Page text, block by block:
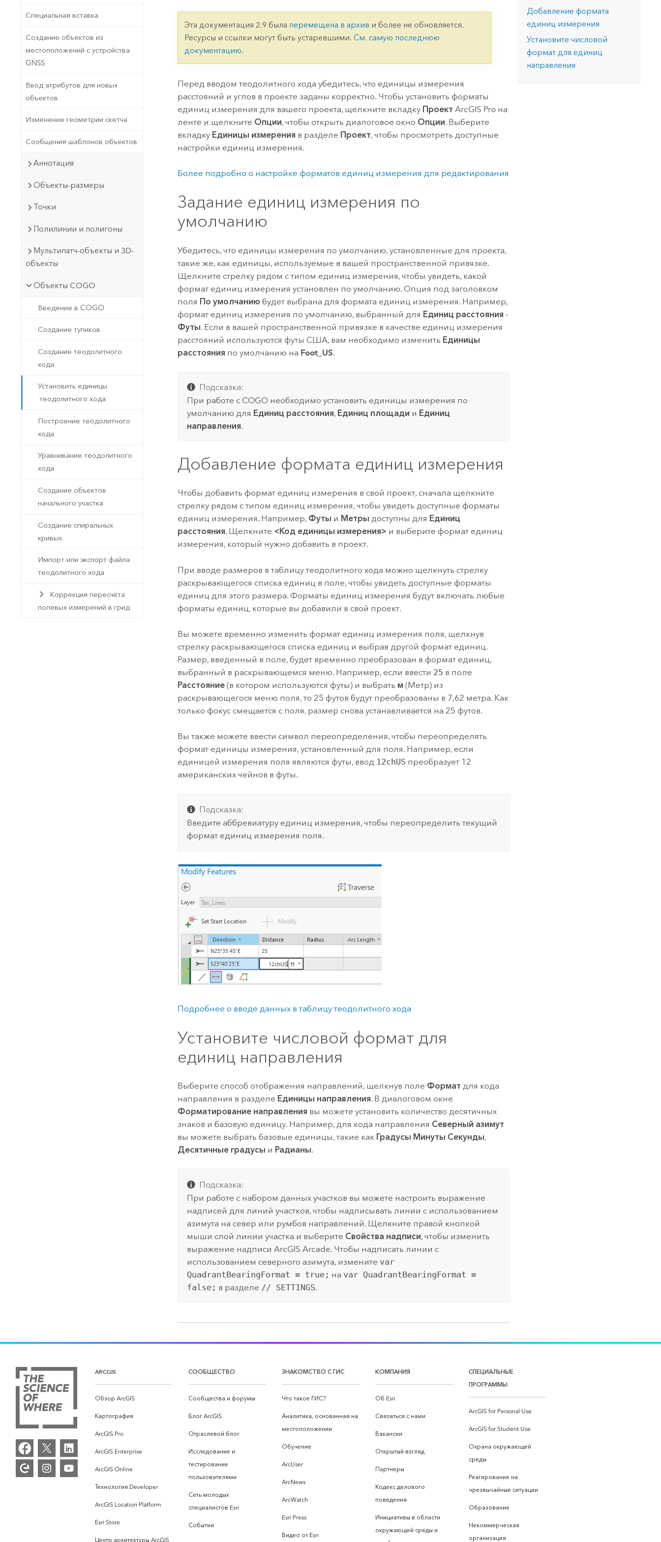
ГИС и картографии
Технология Developer
Создание картографических
Природные ресурсы
Все отрасли
инфраструктурой
данных, а также для получения
результатов, позволяющих решать
сложные задачи.
технологий
спасательные операции.
Специальная вставка
Создание объектов из
местоположений с устройства
GNSS
Ввод атрибутов для новых
объектов
Изменение геометрии скетча
Сообщения шаблонов объектов
Аннотация
Объекты-размеры
Точки
Полилинии и полигоны
Мультипатч-объекты и 3D-
объекты
Объекты COGO
Введение в COGO
Создание тупиков
Создание теодолитного
хода
Установить единицы
теодолитного хода
Построение теодолитного
хода
Уравнивание теодолитного
хода
Создание объектов
начального участка
Создание спиральных
кривых
Импорт или экспорт файла
теодолитного хода
Коррекция пересчёта
полевых измерений в грид
Эта документация 2.9 была перемещена в архив и более не обновляется.
Ресурсы и ссылки могут быть устаревшими.См. самую последнюю
документацию.
Перед вводом теодолитного хода убедитесь, что единицы измерения
расстояний и углов в проекте заданы корректно. Чтобы установить форматы
единиц измерения для вашего проекта, щелкните вкладку Проект ArcGIS Pro на
ленте и щелкните Опции, чтобы открыть диалоговое окно Опции. Выберите
вкладку Единицы измерения в разделе Проект, чтобы просмотреть доступные
настройки единиц измерения.
Более подробно о настройке форматов единиц измерения для редактирования
Задание единиц измерения по
умолчанию
Убедитесь, что единицы измерения по умолчанию, установленные для проекта,
такие же, как единицы, используемые в вашей пространственной привязке.
Щелкните стрелку рядом с типом единиц измерения, чтобы увидеть, какой
формат единиц измерения установлен по умолчанию. Опция под заголовком
поля По умолчанию будет выбрана для формата единиц измерения. Например,
формат единиц измерения по умолчанию, выбранный для Единиц расстояния -
Футы. Если в вашей пространственной привязке в качестве единиц измерения
расстояний используются футы США, вам необходимо изменить Единицы
расстояния по умолчанию на Foot_US.
Подсказка:
При работе с COGO необходимо установить единицы измерения по
умолчанию для Единиц расстояния, Единиц площади и Единиц
направления.
Добавление формата единиц измерения
Чтобы добавить формат единиц измерения в свой проект, сначала щелкните
стрелку рядом с типом единиц измерения, чтобы увидеть доступные форматы
единиц измерения. Например, Футы и Метры доступны для Единиц
расстояния. Щелкните <Код единицы измерения> и выберите формат единиц
измерения, который нужно добавить в проект.
При вводе размеров в таблицу теодолитного хода можно щелкнуть стрелку
раскрывающегося списка единиц в поле, чтобы увидеть доступные форматы
единиц для этого размера. Форматы единиц измерения будут включать любые
форматы единиц, которые вы добавили в свой проект.
Вы можете временно изменить формат единиц измерения поля, щелкнув
стрелку раскрывающегося списка единиц и выбрав другой формат единиц.
Размер, введенный в поле, будет временно преобразован в формат единиц,
выбранный в раскрывающемся меню. Например, если ввести 25 в поле
Расстояние (в котором используются футы) и выбрать м (Метр) из
раскрывающегося меню поля, то 25 футов будут преобразованы в 7,62 метра. Как
только фокус смещается с поля, размер снова устанавливается на 25 футов.
Вы также можете ввести символ переопределения, чтобы переопределять
формат единицы измерения, установленный для поля. Например, если
единицей измерения поля являются футы, ввод 12chUS преобразует 12
американских чейнов в футы.
Подсказка:
Введите аббревиатуру единиц измерения, чтобы переопределить текущий
формат единиц измерения поля.
Подробнее о вводе данных в таблицу теодолитного хода
Установите числовой формат для
единиц направления
Выберите способ отображения направлений, щелкнув поле Формат для кода
направления в разделе Единицы направления. В диалоговом окне
Форматирование направления вы можете установить количество десятичных
знаков и базовую единицу. Например, для кода направления Северный азимут
вы можете выбрать базовые единицы, такие как Градусы Минуты Секунды,
Десятичные градусы и Радианы.
Подсказка:
При работе с набором данных участков вы можете настроить выражение
надписей для линий участков, чтобы надписывать линии с использованием
азимута на север или румбов направлений. Щелкните правой кнопкой
мыши слой линии участка и выберите Свойства надписи, чтобы изменить
выражение надписи ArcGIS Arcade. Чтобы надписать линии с
использованием северного азимута, измените var
QuadrantBearingFormat = true; на var QuadrantBearingFormat =
false; в разделе // SETTINGS.
Добавление формата
единиц измерения
Установите числовой
формат для единиц
направления
ARCGIS
Обзор ArcGIS
Картография
ArcGIS Pro
ArcGIS Enterprise
ArcGIS Online
Технология Developer
ArcGIS Location Platform
Esri Store
Центр архитектуры ArcGIS
СООБЩЕСТВО
Сообщества и форумы
Блог ArcGIS
Отраслевой блог
Исследование и
тестирование
пользователями
Сеть молодых
специалистов Esri
События
ЗНАКОМСТВО С ГИС
Что такое ГИС?
Аналитика, основанная на
местоположении
Обучение
ArcUser
ArcNews
ArcWatch
Esri Press
Видео от Esri
КОМПАНИЯ
Об Esri
Связаться с нами
Вакансии
Открытый взгляд
Партнеры
Кодекс делового
поведения
Инициативы в области
окружающей среды и
СПЕЦИАЛЬНЫЕ
ПРОГРАММЫ
ArcGIS for Personal Use
ArcGIS for Student Use
Охрана окружающей
среды
Реагирование на
чрезвычайные ситуации
Образование
Некоммерческая
организация